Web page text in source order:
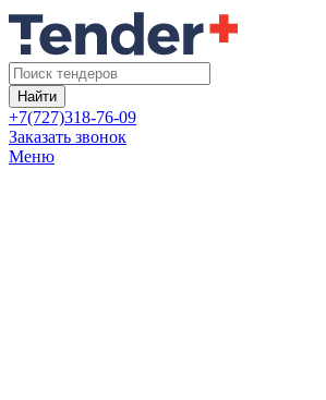
Найти
+7(727)318-76-09
Заказать звонок
Меню